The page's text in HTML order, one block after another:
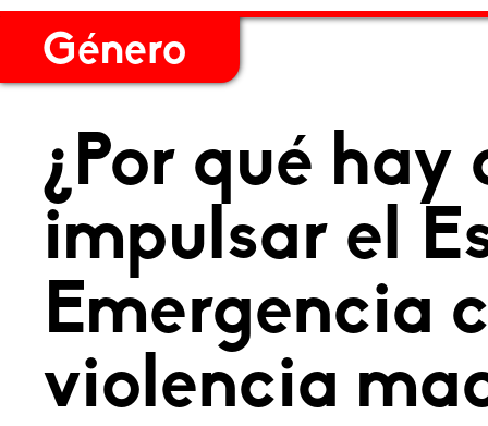
Género
¿Por qué hay
impulsar el
Emergencia
violencia